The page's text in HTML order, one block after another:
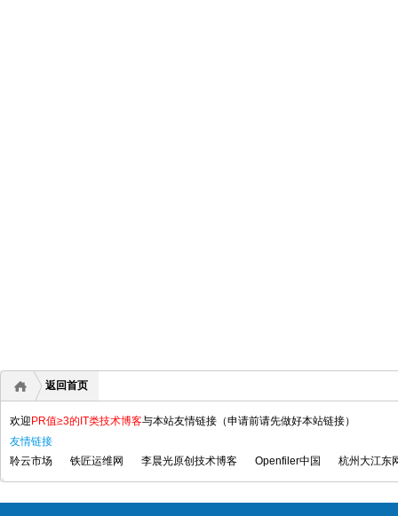
返回首页
欢迎 PR值≥3的IT类技术博客与本站友情链接（申请前请先做好本站链接）
友情链接
聆云市场
铁匠运维网 李晨光原创技术博客 Openfiler中国 杭州大江东